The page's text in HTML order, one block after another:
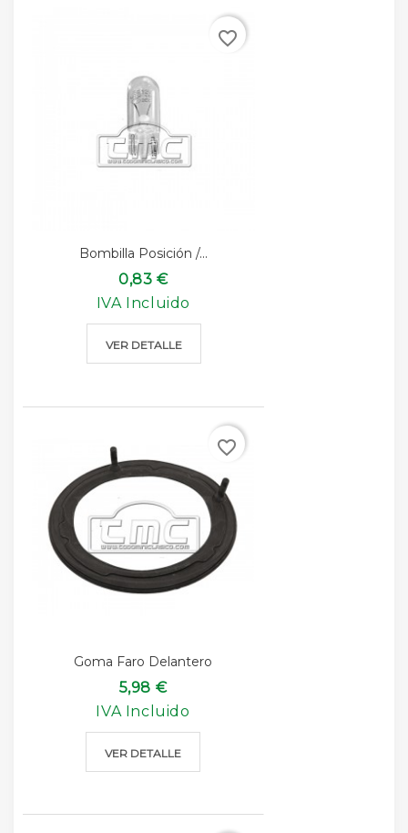
Bombilla Posición /...
0,83 €
IVA Incluido
VER DETALLE
favorite_border
Goma Faro Delantero
5,98 €
IVA Incluido
VER DETALLE
favorite_border